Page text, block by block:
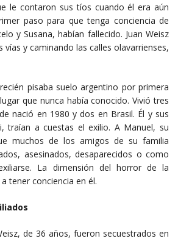
le contaron sus tíos cuando él era aún
paso para que tenga conciencia de
y Susana, habían fallecido. Juan Weisz
vías y caminando las calles olavarrienses,
pisaba suelo argentino por primera
lugar que nunca había conocido. Vivió tres
nació en 1980 y dos en Brasil. Él y sus
traían a cuestas el exilio. A Manuel, su
muchos de los amigos de su familia
asesinados, desaparecidos o como
La dimensión del horror de la
tener conciencia en él.
de 36 años, fueron secuestrados en